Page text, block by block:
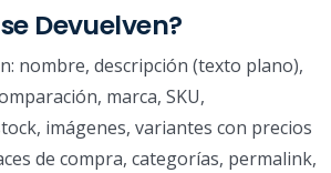
Devuelven?
nombre, descripción (texto plano),
marca, SKU,
imágenes, variantes con precios
de compra, categorías, permalink,